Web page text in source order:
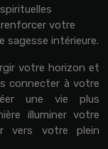
votre
intérieure.
votre horizon et
connecter à votre
une vie plus
illuminer votre
vers votre plein